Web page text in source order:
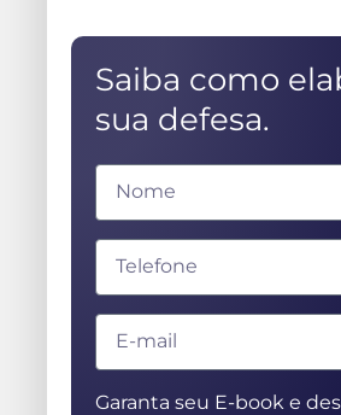
Saiba como
sua defesa.
Garanta seu E-book e